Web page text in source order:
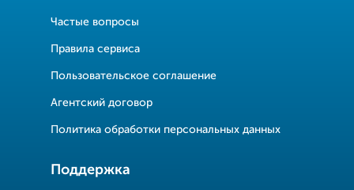
Частые вопросы
Правила сервиса
Пользовательское соглашение
Агентский договор
Политика обработки персональных данных
Поддержка